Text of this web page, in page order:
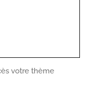
votre thème